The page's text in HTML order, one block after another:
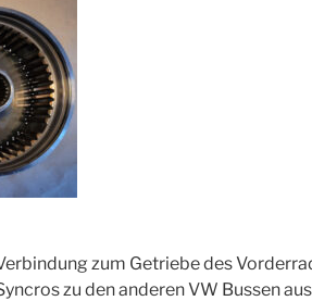
zum Getriebe des
zu den anderen VW Bussen